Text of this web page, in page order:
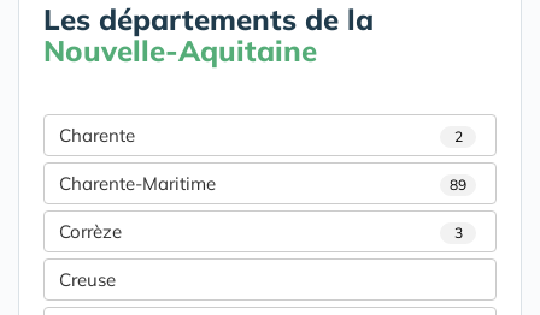
Les départements de la
Nouvelle-Aquitaine
Charente 2
Charente-Maritime 89
Corrèze 3
Creuse